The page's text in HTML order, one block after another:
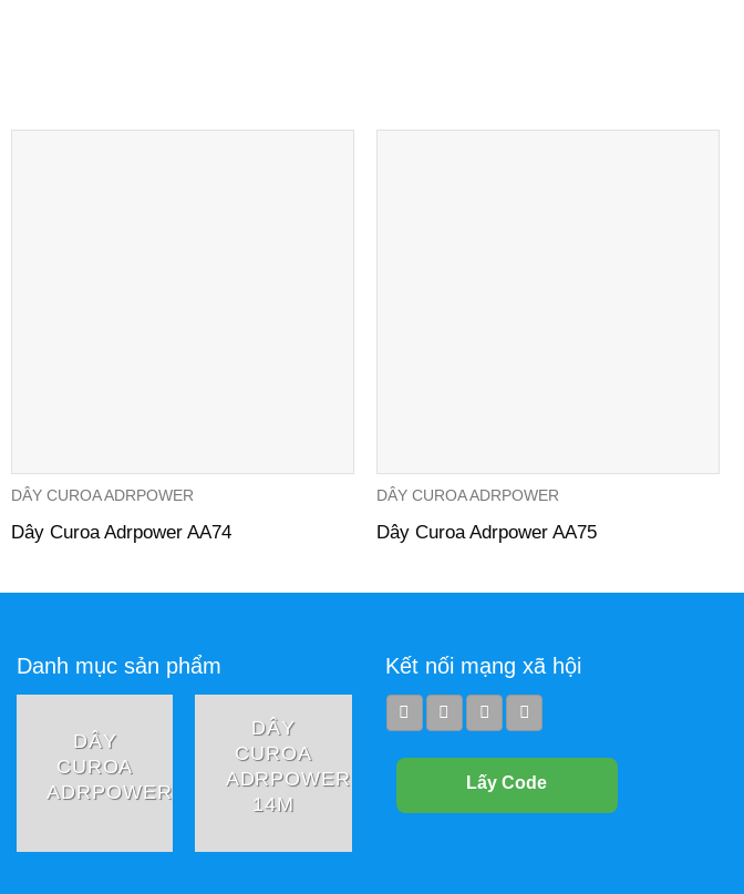
DÂY CUROA ADRPOWER
Dây Curoa Adrpower AA74
DÂY CUROA ADRPOWER
Dây Curoa Adrpower AA75
Danh mục sản phẩm
DÂY
CUROA
ADRPOWER
DÂY
CUROA
ADRPOWER
14M
DÂY
CUROA
ADRPOWER
CUROA
3V
Kết nối mạng xã hội
Lấy Code